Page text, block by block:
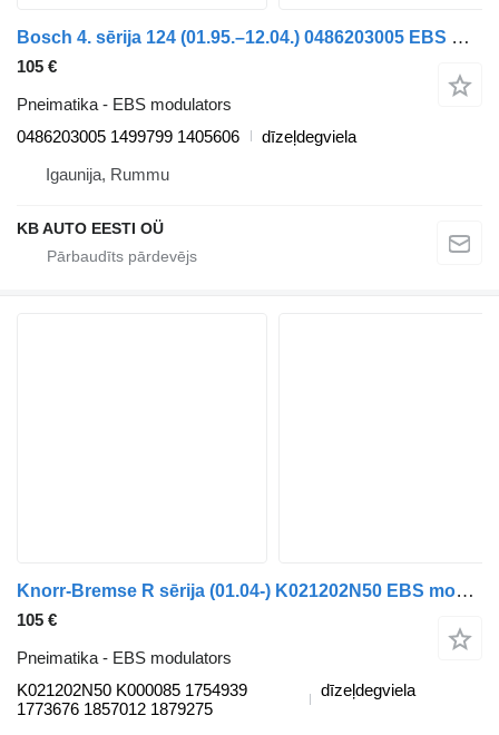
Bosch 4. sērija 124 (01.95.–12.04.) 0486203005 EBS modulators paredzēts Scania 4-series (1995-2006) kravas automašīnas
105 €
Pneimatika - EBS modulators
0486203005 1499799 1405606
dīzeļdegviela
Igaunija, Rummu
KB AUTO EESTI OÜ
Knorr-Bremse R sērija (01.04-) K021202N50 EBS modulators paredzēts Scania P,G,R,T-series (2004-2017) kravas automašīnas
105 €
Pneimatika - EBS modulators
K021202N50 K000085 1754939
1773676 1857012 1879275
dīzeļdegviela